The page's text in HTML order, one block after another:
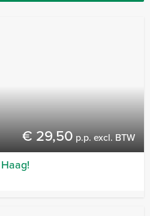
€ 29,50 p.p. excl. BTW